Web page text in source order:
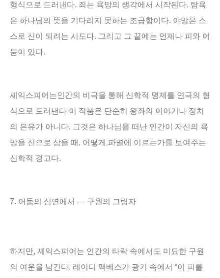
형식으로 드러낸다. 죄는 욕망의 생각에서 시작된다. 탐욕
은 하나님의 뜻을 기다리지 못하는 조급함이다. 야망은 스
스로 신이 되려는 시도다. 그리고 그 끝에는 언제나 피와 어
둠이 있다.
셰익스피어는인간의 비극을 통해 신학적 명제를 연극의 형
식으로 드러낸다 이 작품은 단순히 왕좌의 이야기나 정치
의 은유가 아니다. 그것은 하나님을 떠난 인간이 자신의 욕
망을 신으로 삼을 때 , 어떻게 파멸에 이르는가를 보여주는
신학적 경고다.
7. 어둠의 심연에서 ― 구원의 그림자
하지만, 셰익스피어는 인간의 타락 속에서도 미묘한 구원
의 여운을 남긴다. 레이디 맥베스가 광기 속에서 “이 피를